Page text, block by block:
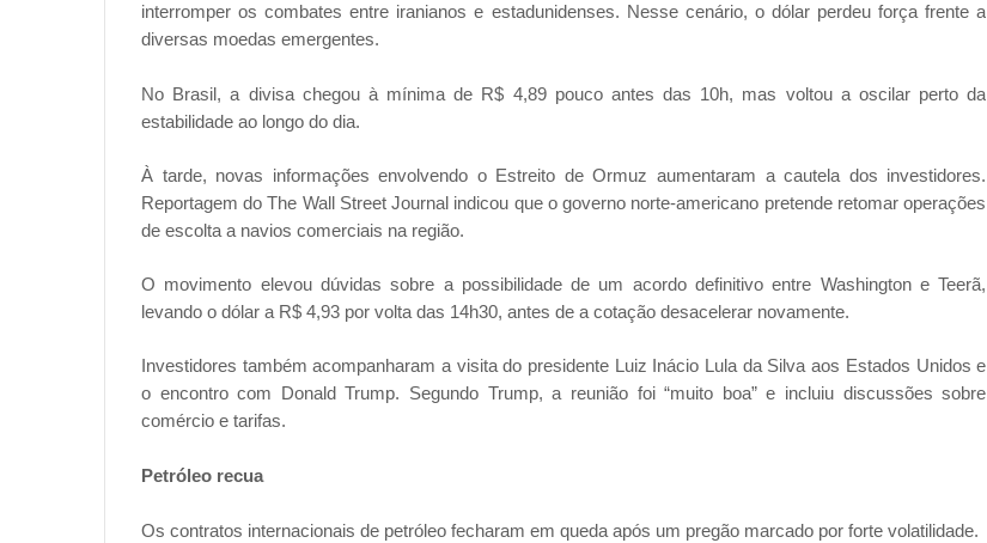
interromper os combates entre iranianos e estadunidenses. Nesse cenário, o dólar perdeu força frente a
diversas moedas emergentes.
No Brasil, a divisa chegou à mínima de R$ 4,89 pouco antes das 10h, mas voltou a oscilar perto da
estabilidade ao longo do dia.
À tarde, novas informações envolvendo o Estreito de Ormuz aumentaram a cautela dos investidores.
Reportagem do The Wall Street Journal indicou que o governo norte-americano pretende retomar operações
de escolta a navios comerciais na região.
O movimento elevou dúvidas sobre a possibilidade de um acordo definitivo entre Washington e Teerã,
levando o dólar a R$ 4,93 por volta das 14h30, antes de a cotação desacelerar novamente.
Investidores também acompanharam a visita do presidente Luiz Inácio Lula da Silva aos Estados Unidos e
o encontro com Donald Trump. Segundo Trump, a reunião foi “muito boa” e incluiu discussões sobre
comércio e tarifas.
Petróleo recua
Os contratos internacionais de petróleo fecharam em queda após um pregão marcado por forte volatilidade.